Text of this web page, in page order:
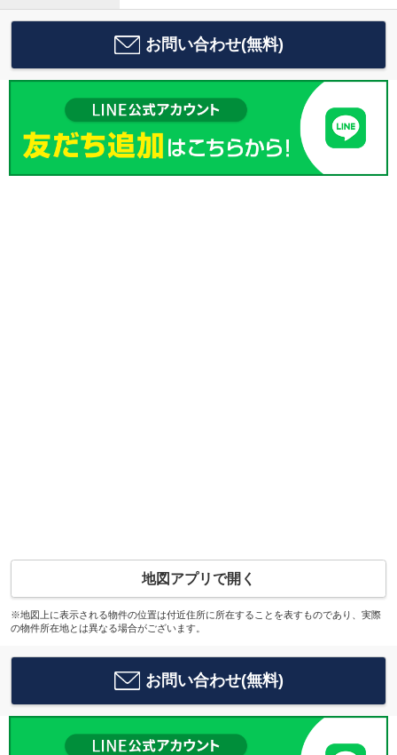
お問い合わせ(無料)
地図アプリで開く
※地図上に表示される物件の位置は付近住所に所在することを表すものであり、実際
の物件所在地とは異なる場合がございます。
お問い合わせ(無料)